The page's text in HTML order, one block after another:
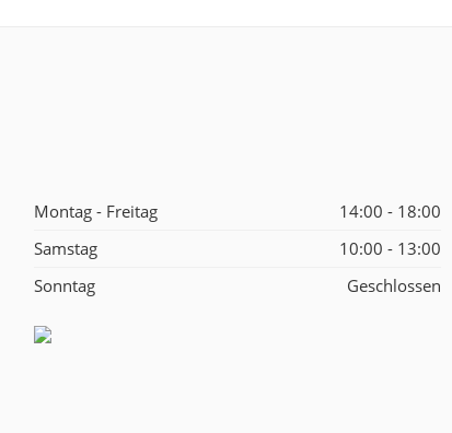
Montag - Freitag
14:00 - 18:00
Samstag
10:00 - 13:00
Sonntag
Geschlossen